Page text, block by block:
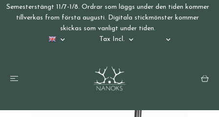
Semesterstängt 11/7-1/8. Ordrar som läggs under den tiden kommer
tillverkas from första augusti. Digitala stickmönster kommer
skickas som vanligt under tiden.
Tax Incl.